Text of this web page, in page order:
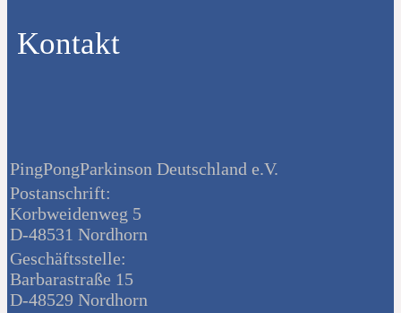
Kontakt
PingPongParkinson Deutschland e.V.
Postanschrift:
Korbweidenweg 5
D-48531 Nordhorn
Geschäftsstelle:
Barbarastraße 15
D-48529 Nordhorn